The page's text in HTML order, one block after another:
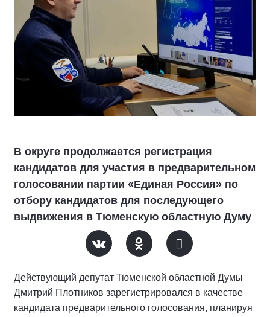
В округе продолжается регистрация
кандидатов для участия в предварительном
голосовании партии «Единая Россия» по
отбору кандидатов для последующего
выдвижения в Тюменскую областную Думу
Действующий депутат Тюменской областной Думы
Дмитрий Плотников зарегистрировался в качестве
кандидата предварительного голосования, планируя